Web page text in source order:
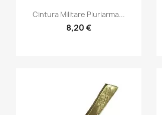
Anteprima
Cintura Militare Pluriarma...
8,20 €